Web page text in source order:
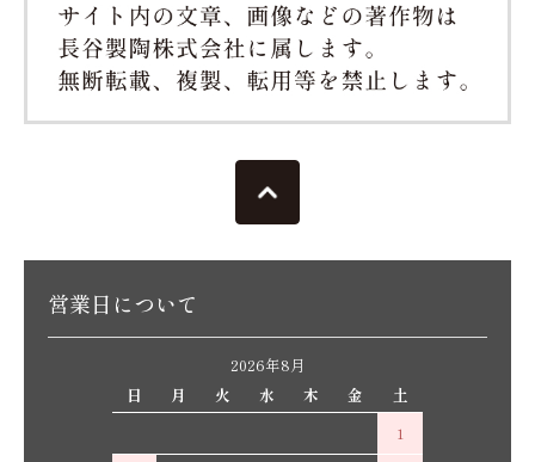
営業日について
2026年8月
日
月 火 水 木 金
土
1